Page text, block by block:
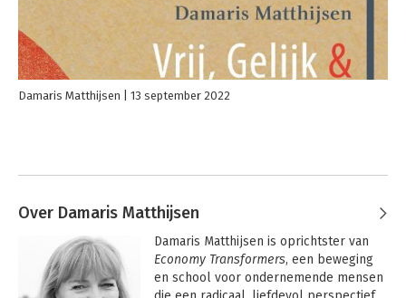
Damaris Matthijsen 13 september 2022
Over Damaris Matthijsen
Economy Transformers, een beweging
en school voor ondernemende mensen